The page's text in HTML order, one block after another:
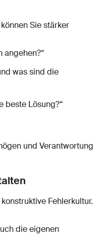
Sie stärker
angehen?“
was sind die
beste Lösung?“
und Verantwortung
Fehlerkultur.
die eigenen